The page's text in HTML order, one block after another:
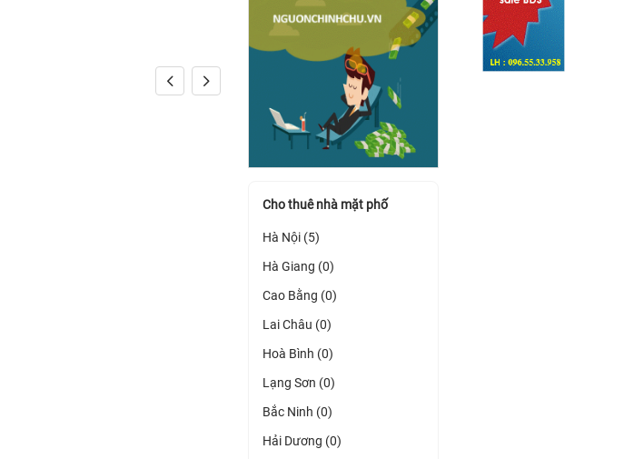
Cho thuê nhà mặt phố
Hà Nội (5)
Hà Giang (0)
Cao Bằng (0)
Lai Châu (0)
Hoà Bình (0)
Lạng Sơn (0)
Bắc Ninh (0)
Hải Dương (0)